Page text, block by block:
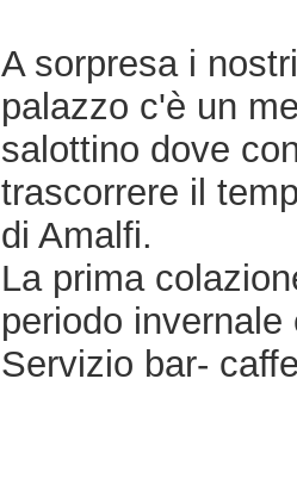
A sorpresa i
palazzo c'è un
salottino dove
trascorrere il
di Amalfi.
La prima
periodo
Servizio bar-